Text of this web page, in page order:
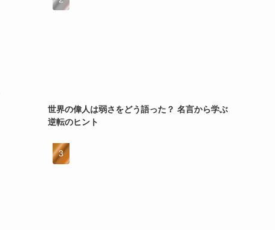
世界の偉人は弱さをどう語った？ 名言から学ぶ
逆転のヒント